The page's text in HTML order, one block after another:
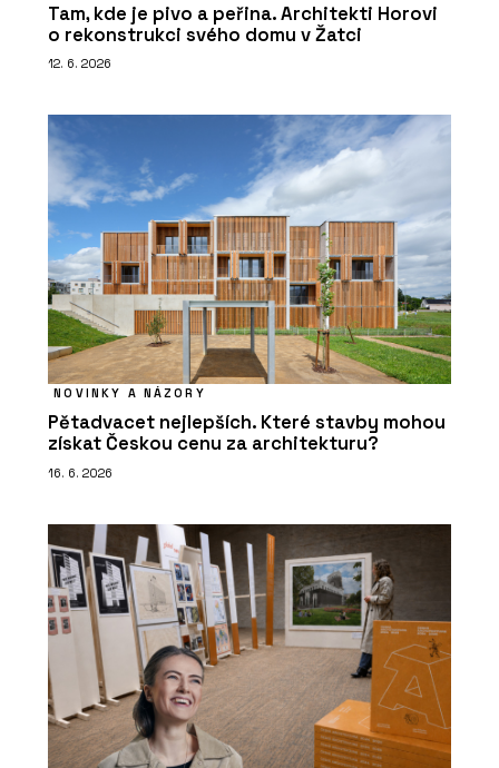
Tam, kde je pivo a peřina. Architekti Horovi
o rekonstrukci svého domu v Žatci
12. 6. 2026
NOVINKY A NÁZORY
Pětadvacet nejlepších. Které stavby mohou
získat Českou cenu za architekturu?
16. 6. 2026